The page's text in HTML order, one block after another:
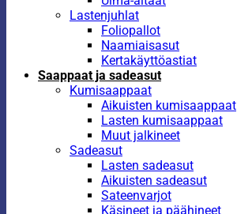
Lastenjuhlat
Foliopallot
Naamiaisasut
Kertakäyttöastiat
Saappaat ja sadeasut
Kumisaappaat
Aikuisten kumisaappaat
Lasten kumisaappaat
Muut jalkineet
Sadeasut
Lasten sadeasut
Aikuisten sadeasut
Sateenvarjot
Käsineet ja päähineet